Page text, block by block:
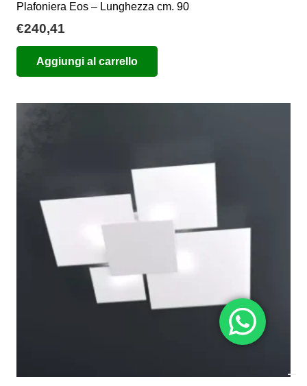
Plafoniera Eos – Lunghezza cm. 90
€240,41
Aggiungi al carrello